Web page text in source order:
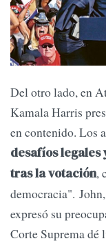
Del otro lado, en
Kamala Harris
en contenido. Los
desafíos
tras la votación,
democracia".
expresó su
Corte Suprema dé